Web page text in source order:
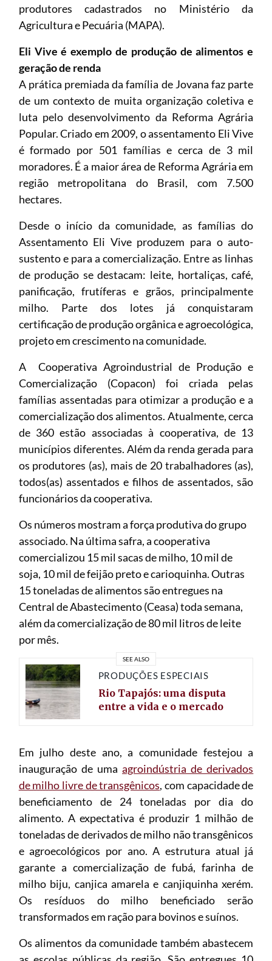
produtores cadastrados no Ministério da
Agricultura e Pecuária (MAPA).
Eli Vive é exemplo de produção de alimentos e
geração de renda
A prática premiada da família de Jovana faz parte
de um contexto de muita organização coletiva e
luta pelo desenvolvimento da Reforma Agrária
Popular. Criado em 2009, o assentamento Eli Vive
é formado por 501 famílias e cerca de 3 mil
moradores. É a maior área de Reforma Agrária em
região metropolitana do Brasil, com 7.500
hectares.
Desde o início da comunidade, as famílias do
Assentamento Eli Vive produzem para o auto-
sustento e para a comercialização. Entre as linhas
de produção se destacam: leite, hortaliças, café,
panificação, frutíferas e grãos, principalmente
milho. Parte dos lotes já conquistaram
certificação de produção orgânica e agroecológica,
projeto em crescimento na comunidade.
A Cooperativa Agroindustrial de Produção e
Comercialização (Copacon) foi criada pelas
famílias assentadas para otimizar a produção e a
comercialização dos alimentos. Atualmente, cerca
de 360 estão associadas à cooperativa, de 13
municípios diferentes. Além da renda gerada para
os produtores (as), mais de 20 trabalhadores (as),
todos(as) assentados e filhos de assentados, são
funcionários da cooperativa.
Os números mostram a força produtiva do grupo
associado. Na última safra, a cooperativa
comercializou 15 mil sacas de milho, 10 mil de
soja, 10 mil de feijão preto e carioquinha. Outras
15 toneladas de alimentos são entregues na
Central de Abastecimento (Ceasa) toda semana,
além da comercialização de 80 mil litros de leite
por mês.
SEE ALSO
PRODUÇÕES ESPECIAIS
Rio Tapajós: uma disputa
entre a vida e o mercado
Em julho deste ano, a comunidade festejou a
inauguração de umaagroindústria de derivados
de milho livre de transgênicos, com capacidade de
beneficiamento de 24 toneladas por dia do
alimento. A expectativa é produzir 1 milhão de
toneladas de derivados de milho não transgênicos
e agroecológicos por ano. A estrutura atual já
garante a comercialização de fubá, farinha de
milho biju, canjica amarela e canjiquinha xerém.
Os resíduos do milho beneficiado serão
transformados em ração para bovinos e suínos.
Os alimentos da comunidade também abastecem